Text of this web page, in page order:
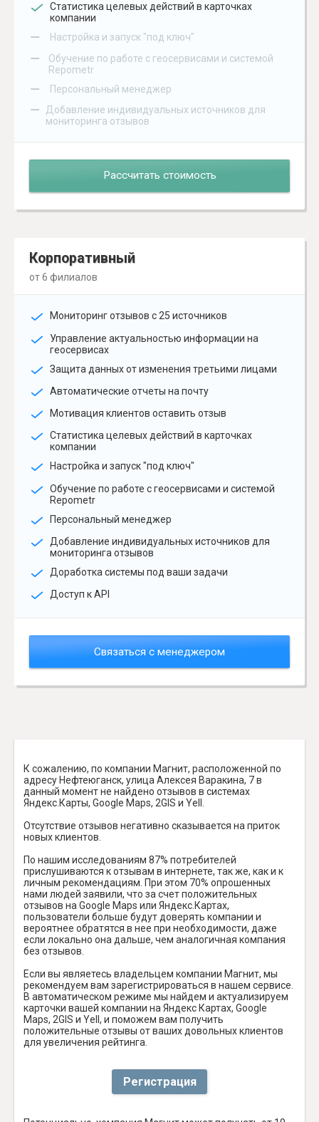
Статистика целевых действий в карточках
компании
– Настройка и запуск "под ключ"
–
Обучение по работе с геосервисами и системой
Repometr
– Персональный менеджер
–
Добавление индивидуальных источников для
мониторинга отзывов
Рассчитать стоимость
Корпоративный
от 6 филиалов
Мониторинг отзывов с 25 источников
Управление актуальностью информации на
геосервисах
Защита данных от изменения третьими лицами
Автоматические отчеты на почту
Мотивация клиентов оставить отзыв
Статистика целевых действий в карточках
компании
Настройка и запуск "под ключ"
Обучение по работе с геосервисами и системой
Repometr
Персональный менеджер
Добавление индивидуальных источников для
мониторинга отзывов
Доработка системы под ваши задачи
Доступ к API
Связаться с менеджером
К сожалению, по компании Магнит, расположенной по
адресу Нефтеюганск, улица Алексея Варакина, 7 в
данный момент не найдено отзывов в системах
Яндекс.Карты, Google Maps, 2GIS и Yell.
Отсутствие отзывов негативно сказывается на приток
новых клиентов.
По нашим исследованиям 87% потребителей
прислушиваются к отзывам в интернете, так же, как и к
личным рекомендациям. При этом 70% опрошенных
нами людей заявили, что за счет положительных
отзывов на Google Maps или Яндекс.Картах,
пользователи больше будут доверять компании и
вероятнее обратятся в нее при необходимости, даже
если локально она дальше, чем аналогичная компания
без отзывов.
Если вы являетесь владельцем компании Магнит, мы
рекомендуем вам зарегистрироваться в нашем сервисе.
В автоматическом режиме мы найдем и актуализируем
карточки вашей компании на Яндекс Картах, Google
Maps, 2GIS и Yell, и поможем вам получить
положительные отзывы от ваших довольных клиентов
для увеличения рейтинга.
Регистрация